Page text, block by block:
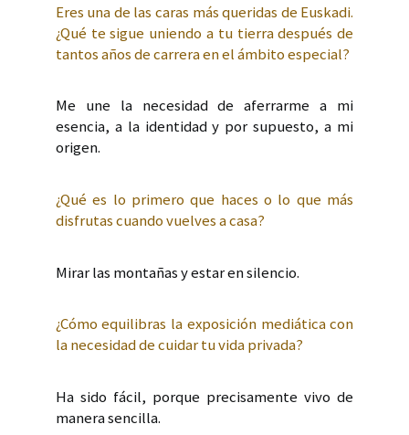
Eres una de las caras más queridas de Euskadi.
¿Qué te sigue uniendo a tu tierra después de
tantos años de carrera en el ámbito especial?
Me une la necesidad de aferrarme a mi
esencia, a la identidad y por supuesto, a mi
origen.
¿Qué es lo primero que haces o lo que más
disfrutas cuando vuelves a casa?
Mirar las montañas y estar en silencio.
¿Cómo equilibras la exposición mediática con
la necesidad de cuidar tu vida privada?
Ha sido fácil, porque precisamente vivo de
manera sencilla.